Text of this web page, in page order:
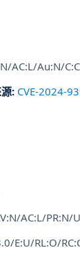
AC:L/Au:N/
: CVE-2024-
AC:L/
E:U/RL:O/